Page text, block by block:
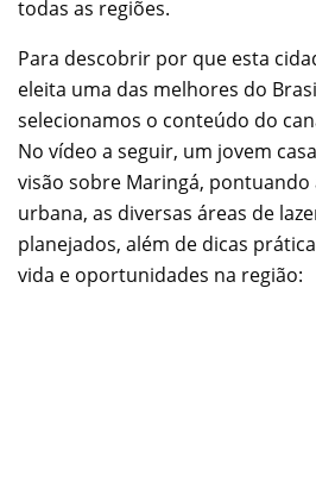
todas as regiões.
Para descobrir por que esta
eleita uma das melhores do
selecionamos o conteúdo do
No vídeo a seguir, um jovem
visão sobre Maringá,
urbana, as diversas áreas de
planejados, além de dicas
vida e oportunidades na região: